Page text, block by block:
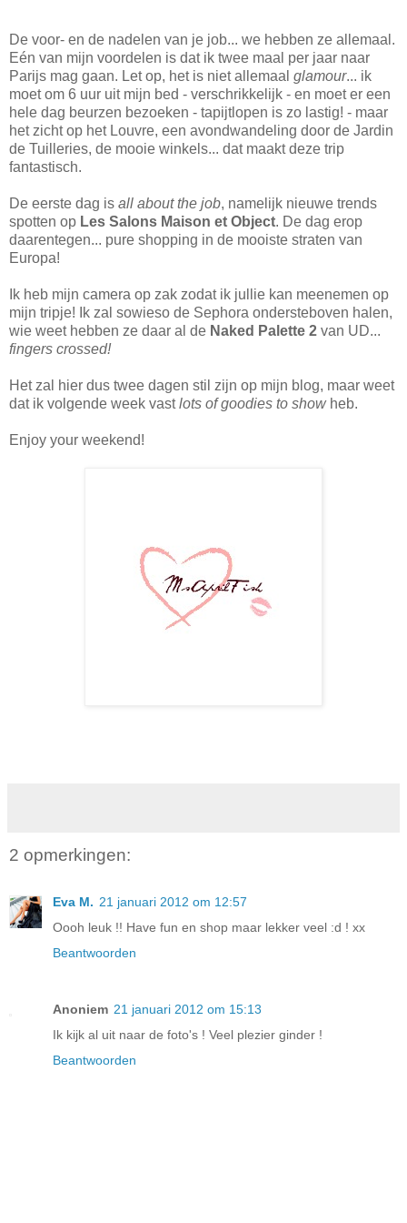
De voor- en de nadelen van je job... we hebben ze allemaal.
Eén van mijn voordelen is dat ik twee maal per jaar naar
Parijs mag gaan. Let op, het is niet allemaal glamour... ik
moet om 6 uur uit mijn bed - verschrikkelijk - en moet er een
hele dag beurzen bezoeken - tapijtlopen is zo lastig! - maar
het zicht op het Louvre, een avondwandeling door de Jardin
de Tuilleries, de mooie winkels... dat maakt deze trip
fantastisch.
De eerste dag is all about the job, namelijk nieuwe trends
spotten op Les Salons Maison et Object. De dag erop
daarentegen... pure shopping in de mooiste straten van
Europa!
Ik heb mijn camera op zak zodat ik jullie kan meenemen op
mijn tripje! Ik zal sowieso de Sephora ondersteboven halen,
wie weet hebben ze daar al de Naked Palette 2 van UD...
fingers crossed!
Het zal hier dus twee dagen stil zijn op mijn blog, maar weet
dat ik volgende week vastlots of goodies to showheb.
Enjoy your weekend!
2 opmerkingen:
Eva M. 21 januari 2012 om 12:57
Oooh leuk !! Have fun en shop maar lekker veel :d ! xx
Beantwoorden
Anoniem 21 januari 2012 om 15:13
Ik kijk al uit naar de foto's ! Veel plezier ginder !
Beantwoorden